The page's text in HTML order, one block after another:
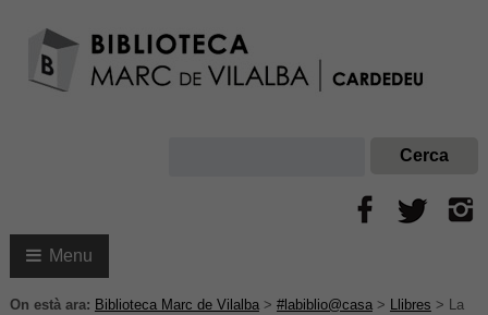
Menu
On està ara: Biblioteca Marc de Vilalba> #labiblio@casa> Llibres > La